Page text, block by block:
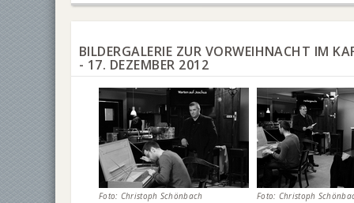
BILDERGALERIE ZUR VORWEIHNACHT IM
- 17. DEZEMBER 2012
Foto: Christoph Schönbach Foto: Christoph